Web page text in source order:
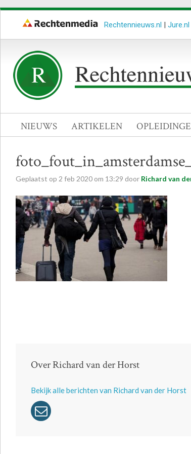
Rechtennieuws.nl | Jure.nl
NIEUWS ARTIKELEN
Geplaatst op 2 feb 2020 om 13:29 door Richard van
Over Richard van der Horst
Bekijk alle berichten van Richard van der Horst